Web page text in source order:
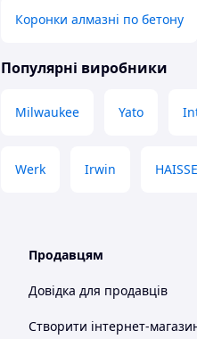
Коронки алмазні по бетону
Популярні виробники
Milwaukee Yato
Werk Irwin
Продавцям
Довідка для продавців
Створити інтернет-